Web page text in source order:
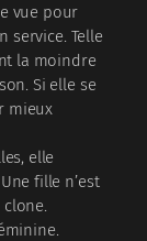
vue pour
service. Telle
la moindre
Si elle se
mieux
elle
fille n’est